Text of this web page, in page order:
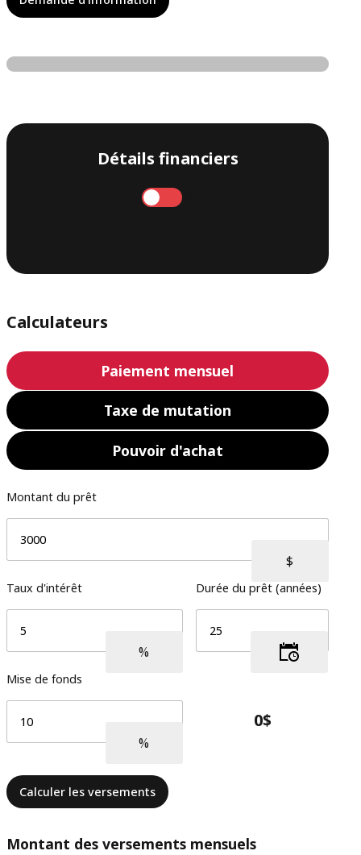
Détails financiers
Mensuel
Calculateurs
Paiement mensuel
Taxe de mutation
Pouvoir d'achat
Montant du prêt
Taux d'intérêt Durée du prêt (années)
Mise de fonds
Calculer les versements
Montant des versements mensuels